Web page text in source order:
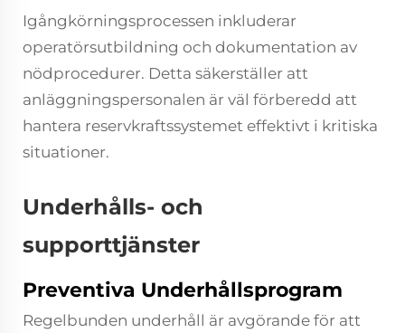
Igångkörningsprocessen inkluderar
operatörsutbildning och dokumentation av
nödprocedurer. Detta säkerställer att
anläggningspersonalen är väl förberedd att
hantera reservkraftssystemet effektivt i kritiska
situationer.
Underhålls- och
supporttjänster
Preventiva Underhållsprogram
Regelbunden underhåll är avgörande för att